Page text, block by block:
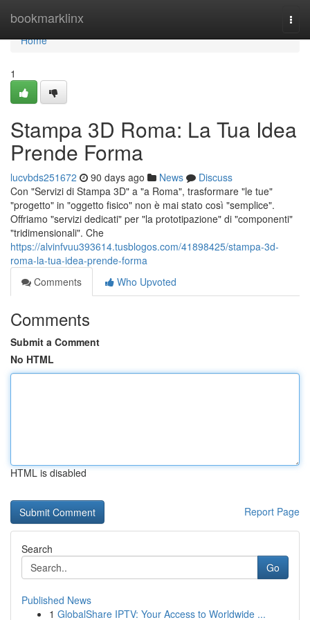
bookmarklinx
Home
Home
1
Stampa 3D Roma: La Tua Idea
Prende Forma
lucvbds251672 90 days ago News
Discuss
Con "Servizi di Stampa 3D" a "a Roma", trasformare "le tue"
"progetto" in "oggetto fisico" non è mai stato così "semplice".
Offriamo "servizi dedicati" per "la prototipazione" di "componenti"
"tridimensionali". Che
https://alvinfvuu393614.tusblogos.com/41898425/stampa-3d-
roma-la-tua-idea-prende-forma
Comments
Who Upvoted
Comments
Submit a Comment
No HTML
HTML is disabled
Report Page
Search
Go
Published News
1 GlobalShare IPTV: Your Access to Worldwide ...